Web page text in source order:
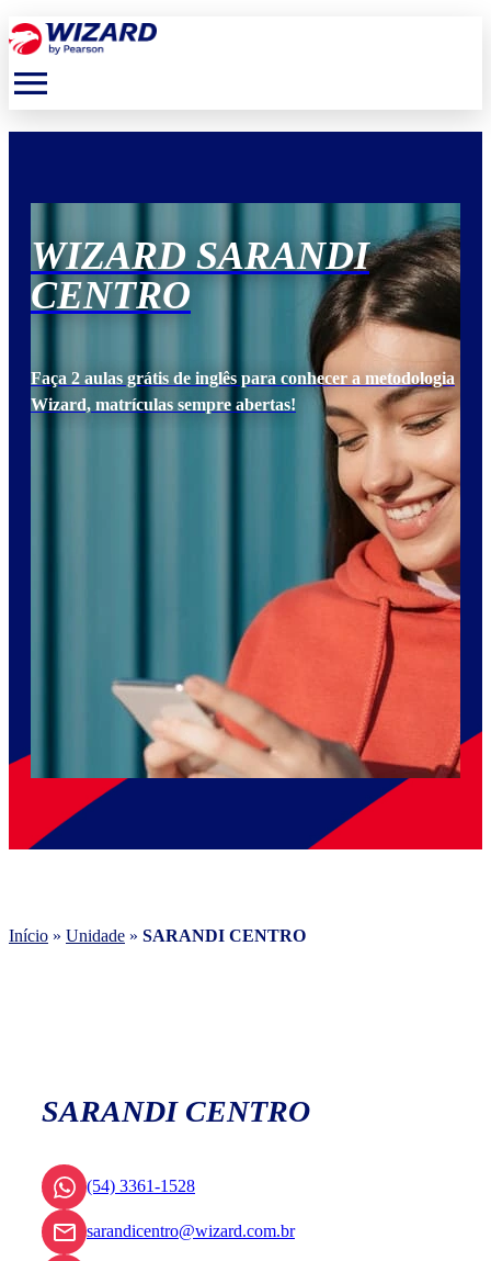
menu
WIZARD SARANDI
CENTRO
Faça 2 aulas grátis de inglês para conhecer a metodologia
Wizard, matrículas sempre abertas!
Início » Unidade » SARANDI CENTRO
SARANDI CENTRO
(54) 3361-1528
sarandicentro@wizard.com.br